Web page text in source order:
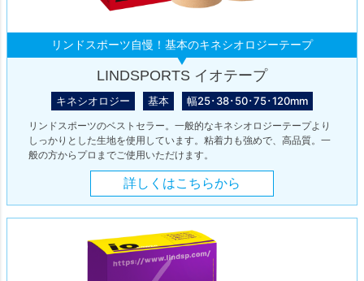
リンドスポーツ自慢！基本のキネシオロジーテープ
LINDSPORTS イオテープ
キネシオロジー 基本 幅25･38･50･75･120mm
リンドスポーツのベストセラー。一般的なキネシオロジーテープより
しっかりとした生地を使用しています。粘着力も強めで、高品質。一
般の方からプロまでご使用いただけます。
詳しくはこちらから